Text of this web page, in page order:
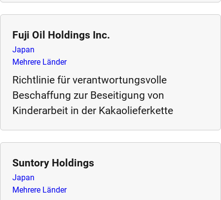
Fuji Oil Holdings Inc.
Japan
Mehrere Länder
Richtlinie für verantwortungsvolle
Beschaffung zur Beseitigung von
Kinderarbeit in der Kakaolieferkette
Suntory Holdings
Japan
Mehrere Länder